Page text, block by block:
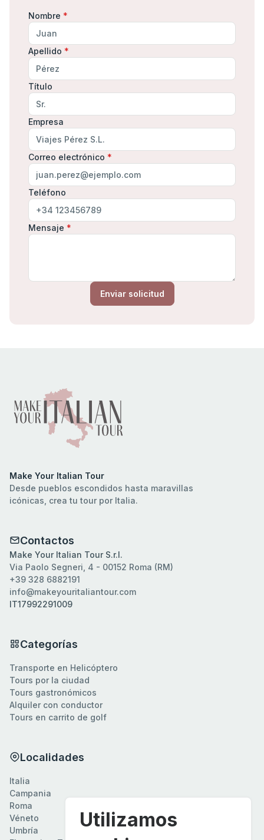
Nombre *
Apellido *
Título
Empresa
Correo electrónico *
Teléfono
Mensaje *
Enviar solicitud
Make Your Italian Tour
Desde pueblos escondidos hasta maravillas
icónicas, crea tu tour por Italia.
Contactos
Make Your Italian Tour S.r.l.
Via Paolo Segneri, 4 - 00152 Roma (RM)
+39 328 6882191
info@makeyouritaliantour.com
IT17992291009
Categorías
Transporte en Helicóptero
Tours por la ciudad
Tours gastronómicos
Alquiler con conductor
Tours en carrito de golf
Localidades
Italia
Campania
Roma
Véneto
Umbría
Utilizamos